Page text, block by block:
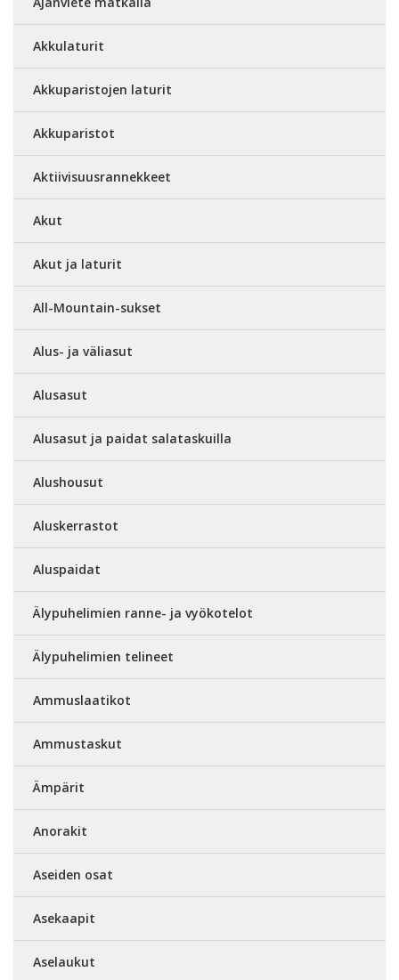
Akkulaturit
Akkuparistojen laturit
Akkuparistot
Aktiivisuusrannekkeet
Akut
Akut ja laturit
All-Mountain-sukset
Alus- ja väliasut
Alusasut
Alusasut ja paidat salataskuilla
Alushousut
Aluskerrastot
Aluspaidat
Älypuhelimien ranne- ja vyökotelot
Älypuhelimien telineet
Ammuslaatikot
Ammustaskut
Ämpärit
Anorakit
Aseiden osat
Asekaapit
Aselaukut